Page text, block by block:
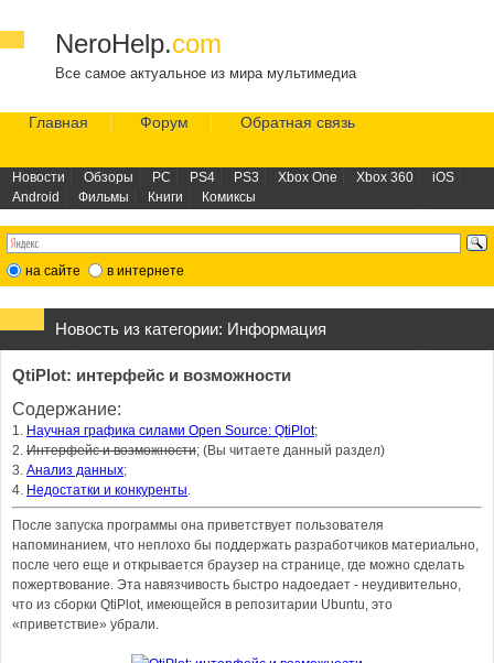
NeroHelp.com
Все самое актуальное из мира мультимедиа
Главная Форум Обратная связь
Новости Обзоры PC PS4 PS3 Xbox One Xbox 360
iOS
Android
Фильмы Книги Комиксы
на сайте в интернете
Новость из категории: Информация
QtiPlot: интерфейс и возможности
Содержание:
1. Научная графика силами Open Source: QtiPlot;
2. Интерфейс и возможности; (Вы читаете данный раздел)
3. Анализ данных;
4. Недостатки и конкуренты.
После запуска программы она приветствует пользователя
напоминанием, что неплохо бы поддержать разработчиков материально,
после чего еще и открывается браузер на странице, где можно сделать
пожертвование. Эта навязчивость быстро надоедает - неудивительно,
что из сборки QtiPlot, имеющейся в репозитарии Ubuntu, это
«приветствие» убрали.